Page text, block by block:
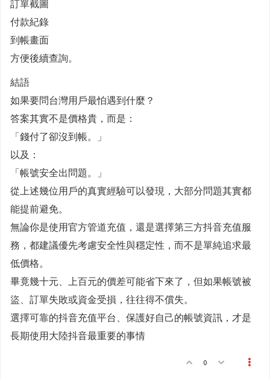
訂單截圖
付款紀錄
到帳畫面
方便後續查詢。
結語
如果要問台灣用戶最怕遇到什麼？
答案其實不是價格貴，而是：
「錢付了卻沒到帳。」
以及：
「帳號安全出問題。」
從上述幾位用戶的真實經驗可以發現，大部分問題其實都
能提前避免。
無論你是使用官方管道充值，還是選擇第三方抖音充值服
務，都建議優先考慮安全性與穩定性，而不是單純追求最
低價格。
畢竟幾十元、上百元的價差可能省下來了，但如果帳號被
盜、訂單失敗或資金受損，往往得不償失。
選擇可靠的抖音充值平台、保護好自己的帳號資訊，才是
長期使用大陸抖音最重要的事情
0